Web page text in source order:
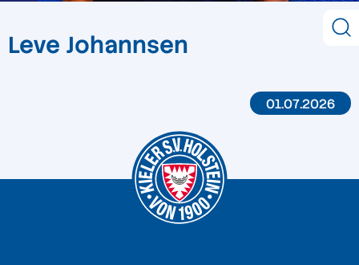
Leve Johannsen
01.07.2026